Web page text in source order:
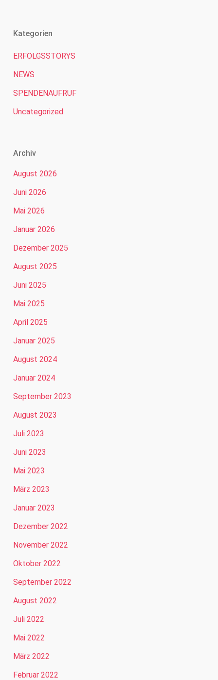
Kategorien
ERFOLGSSTORYS
NEWS
SPENDENAUFRUF
Uncategorized
Archiv
August 2026
Juni 2026
Mai 2026
Januar 2026
Dezember 2025
August 2025
Juni 2025
Mai 2025
April 2025
Januar 2025
August 2024
Januar 2024
September 2023
August 2023
Juli 2023
Juni 2023
Mai 2023
März 2023
Januar 2023
Dezember 2022
November 2022
Oktober 2022
September 2022
August 2022
Juli 2022
Mai 2022
März 2022
Februar 2022